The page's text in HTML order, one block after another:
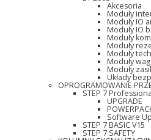
Akcesoria
Moduły
Moduły IO
Moduły IO
Moduły
Moduły
Moduły
Moduły
Moduły
Układy
OPROGRAMOWANIE
STEP 7
UPGRADE
Software
STEP 7 BASIC V15
STEP 7 SAFETY